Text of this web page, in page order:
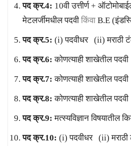
पद क्र.4: 10वी उत्तीर्ण +
मेटलर्जीमधील पदवी किंवा B.E
पद क्र.5: (i) पदवीधर (ii) मराठी
पद क्र.6:कोणत्याही शाखेतील पदवी
पद क्र.7: कोणत्याही शाखेतील पदवी
पद क्र.8:कोणत्याही शाखेतील पदवी
पद क्र.9:मत्स्यविज्ञान विषयातील
पद क्र.10: (i) पदवीधर (ii)